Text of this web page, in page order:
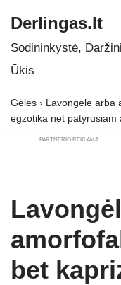
Skip
to
Derlingas.lt
Sodininkystė,
Ūkis
Gėlės › Lavongėlė arba
egzotika net patyrusiam
PARTNERIO REKLAMA
bet